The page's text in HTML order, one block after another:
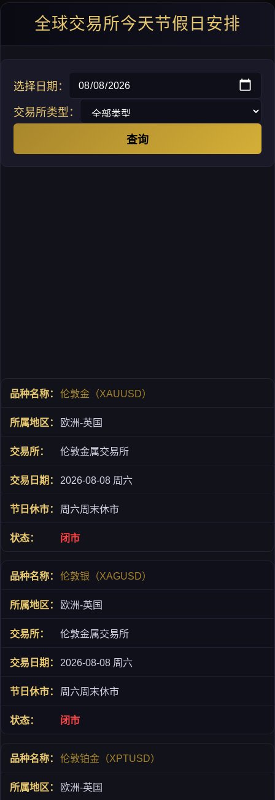
全球交易所今天节假日安排
选择日期：
交易所类型：
查询
伦敦金（XAUUSD）
欧洲-英国
伦敦金属交易所
2026-08-08 周六
周六周末休市
闭市
伦敦银（XAGUSD）
欧洲-英国
伦敦金属交易所
2026-08-08 周六
周六周末休市
闭市
伦敦铂金（XPTUSD）
欧洲-英国